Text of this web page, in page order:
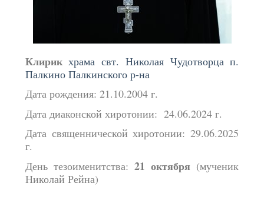
Клирик храма свт. Николая Чудотворца п.
Палкино Палкинского р-на
Дата рождения: 21.10.2004 г.
Дата диаконской хиротонии: 24.06.2024 г.
Дата священнической хиротонии: 29.06.2025
г.
День тезоименитства: 21 октября (мученик
Николай Рейна)